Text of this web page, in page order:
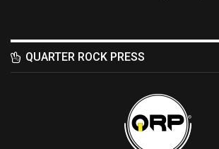
QUARTER ROCK PRESS